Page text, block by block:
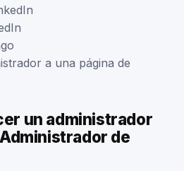
a una página de
un administrador
de